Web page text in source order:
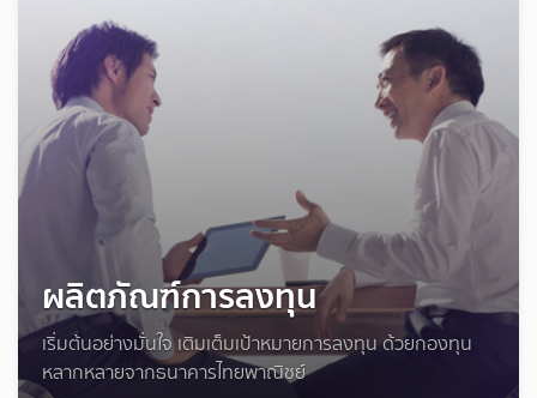
ผลิตภัณฑ์การลงทุน
เริ่มต้นอย่างมั่นใจ เติมเต็มเป้าหมายการลงทุน ด้วยกองทุน
หลากหลายจากธนาคารไทยพาณิชย์